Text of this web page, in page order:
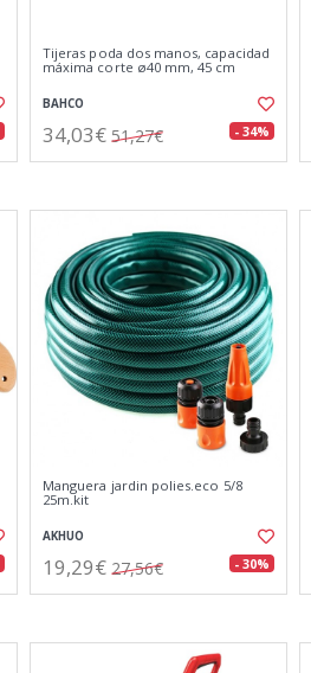
Tijeras poda dos manos, capacidad
máxima corte ø40 mm, 45 cm
BAHCO
34,03€ 51,27€ - 34%
Manguera jardin polies.eco 5/8
25m.kit
AKHUO
19,29€ 27,56€ - 30%